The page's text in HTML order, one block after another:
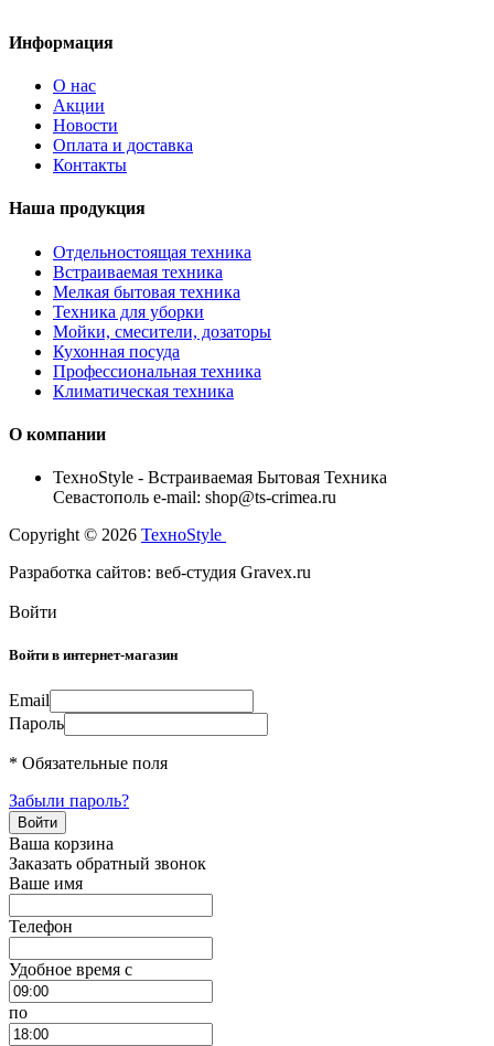
Информация
О нас
Акции
Новости
Оплата и доставка
Контакты
Наша продукция
Отдельностоящая техника
Встраиваемая техника
Мелкая бытовая техника
Техника для уборки
Мойки, смесители, дозаторы
Кухонная посуда
Профессиональная техника
Климатическая техника
О компании
TexноStyle - Встраиваемая Бытовая Техника
Севастополь e-mail: shop@ts-crimea.ru
Copyright © 2026 TexноStyle
Разработка сайтов: веб-студия Gravex.ru
Войти
Войти в интернет-магазин
Email
Пароль
* Обязательные поля
Забыли пароль?
Ваша корзина
Заказать обратный звонок
Ваше имя
Телефон
Удобное время c
по